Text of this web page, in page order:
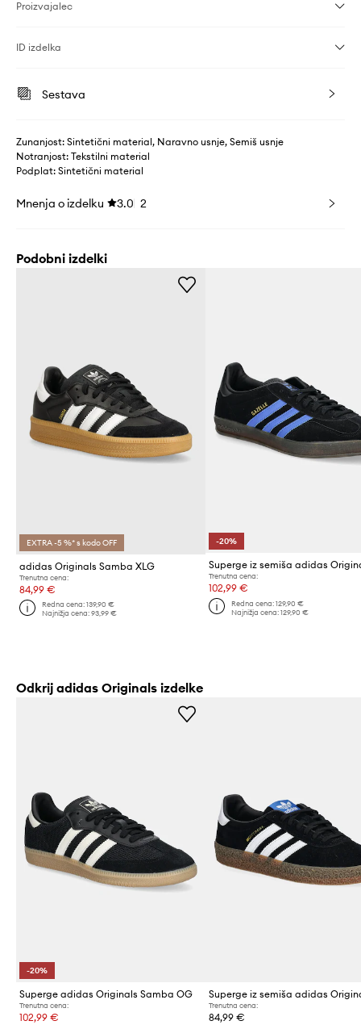
Proizvajalec
ID izdelka
Sestava
Zunanjost: Sintetični material, Naravno usnje, Semiš usnje
Notranjost: Tekstilni material
Podplat: Sintetični material
Mnenja o izdelku 3.0 2
Podobni izdelki
EXTRA -5 %* s kodo OFF
adidas Originals Samba XLG
Trenutna cena:
84,99 €
Redna cena:139,90 €
Najnižja cena:93,99 €
-20%
Trenutna cena:
102,99 €
Redna cena: 129,90 €
Najnižja cena: 129,90 €
Odkrij adidas Originals izdelke
-20%
Superge adidas Originals Samba OG
Trenutna cena:
102,99 €
Trenutna cena:
84,99 €